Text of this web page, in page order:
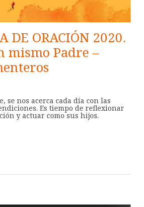
DE ORACIÓN 2020.
mismo Padre –
se nos acerca cada día con las
Es tiempo de reflexionar
y actuar como sus hijos.